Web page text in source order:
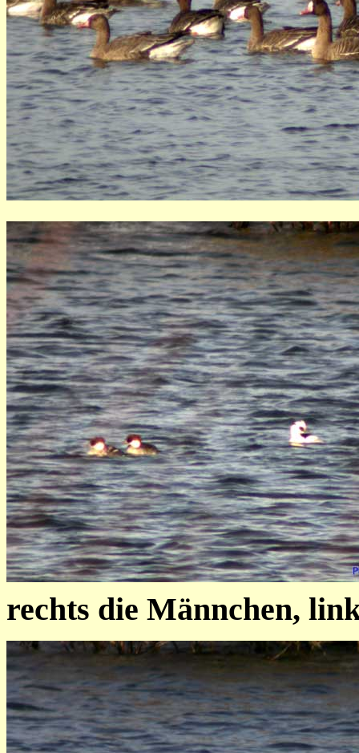
rechts die Männchen,